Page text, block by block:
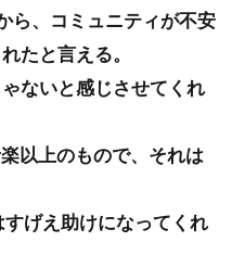
ら、コミュニティが不安
たと言える。
ないと感じさせてくれ
以上のもので、それは
げえ助けになってくれ